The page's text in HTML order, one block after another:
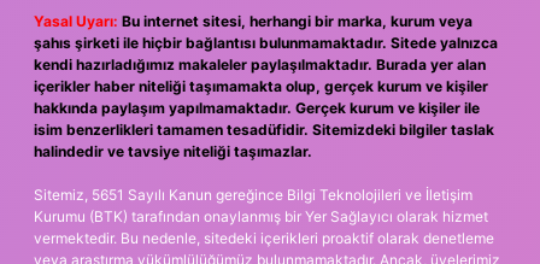
Yasal Uyarı: Bu internet sitesi, herhangi bir marka, kurum veya
şahıs şirketi ile hiçbir bağlantısı bulunmamaktadır. Sitede yalnızca
kendi hazırladığımız makaleler paylaşılmaktadır. Burada yer alan
içerikler haber niteliği taşımamakta olup, gerçek kurum ve kişiler
hakkında paylaşım yapılmamaktadır. Gerçek kurum ve kişiler ile
isim benzerlikleri tamamen tesadüfidir. Sitemizdeki bilgiler taslak
halindedir ve tavsiye niteliği taşımazlar.
Sitemiz, 5651 Sayılı Kanun gereğince Bilgi Teknolojileri ve İletişim
Kurumu (BTK) tarafından onaylanmış bir Yer Sağlayıcı olarak hizmet
vermektedir. Bu nedenle, sitedeki içerikleri proaktif olarak denetleme
veya araştırma yükümlülüğümüz bulunmamaktadır. Ancak, üyelerimiz